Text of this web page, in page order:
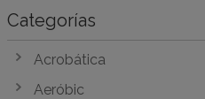
Categorías
Acrobática
Aeróbic